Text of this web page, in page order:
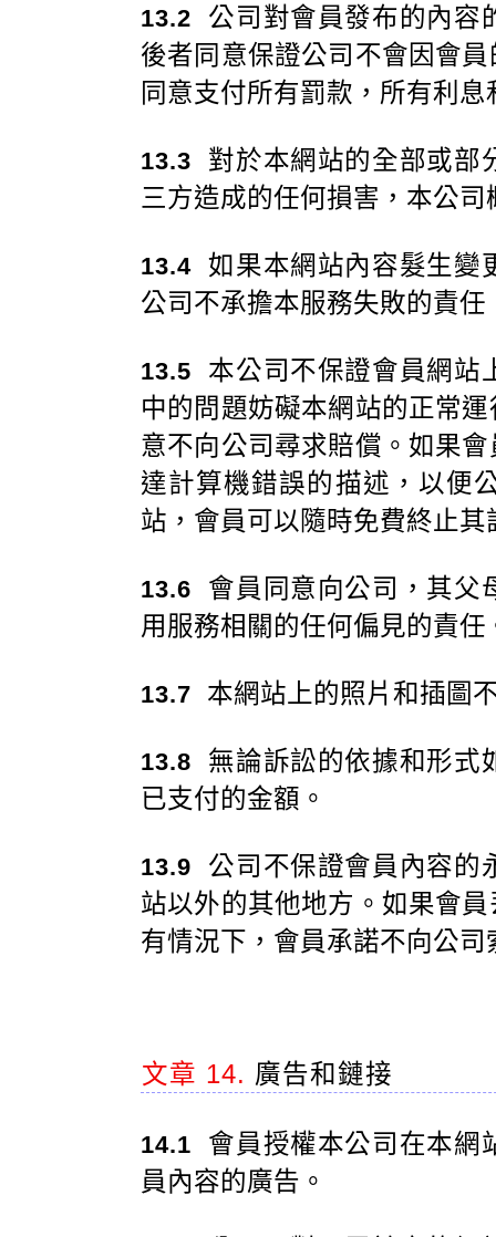
13.2 公司對會員發布的內容
後者同意保證公司不會因會
同意支付所有罰款，所有利
13.3 對於本網站的全部或部
三方造成的任何損害，本公司
13.4 如果本網站內容髮生變
公司不承擔本服務失敗的責
13.5 本公司不保證會員網站
中的問題妨礙本網站的正常
意不向公司尋求賠償。如果
達計算機錯誤的描述，以便
站，會員可以隨時免費終止其
13.6 會員同意向公司，其父
用服務相關的任何偏見的責任
13.7 本網站上的照片和插圖
13.8 無論訴訟的依據和形式
已支付的金額。
13.9 公司不保證會員內容的
站以外的其他地方。如果會
有情況下，會員承諾不向公司
文章 14. 廣告和鏈接
14.1 會員授權本公司在本網
員內容的廣告。